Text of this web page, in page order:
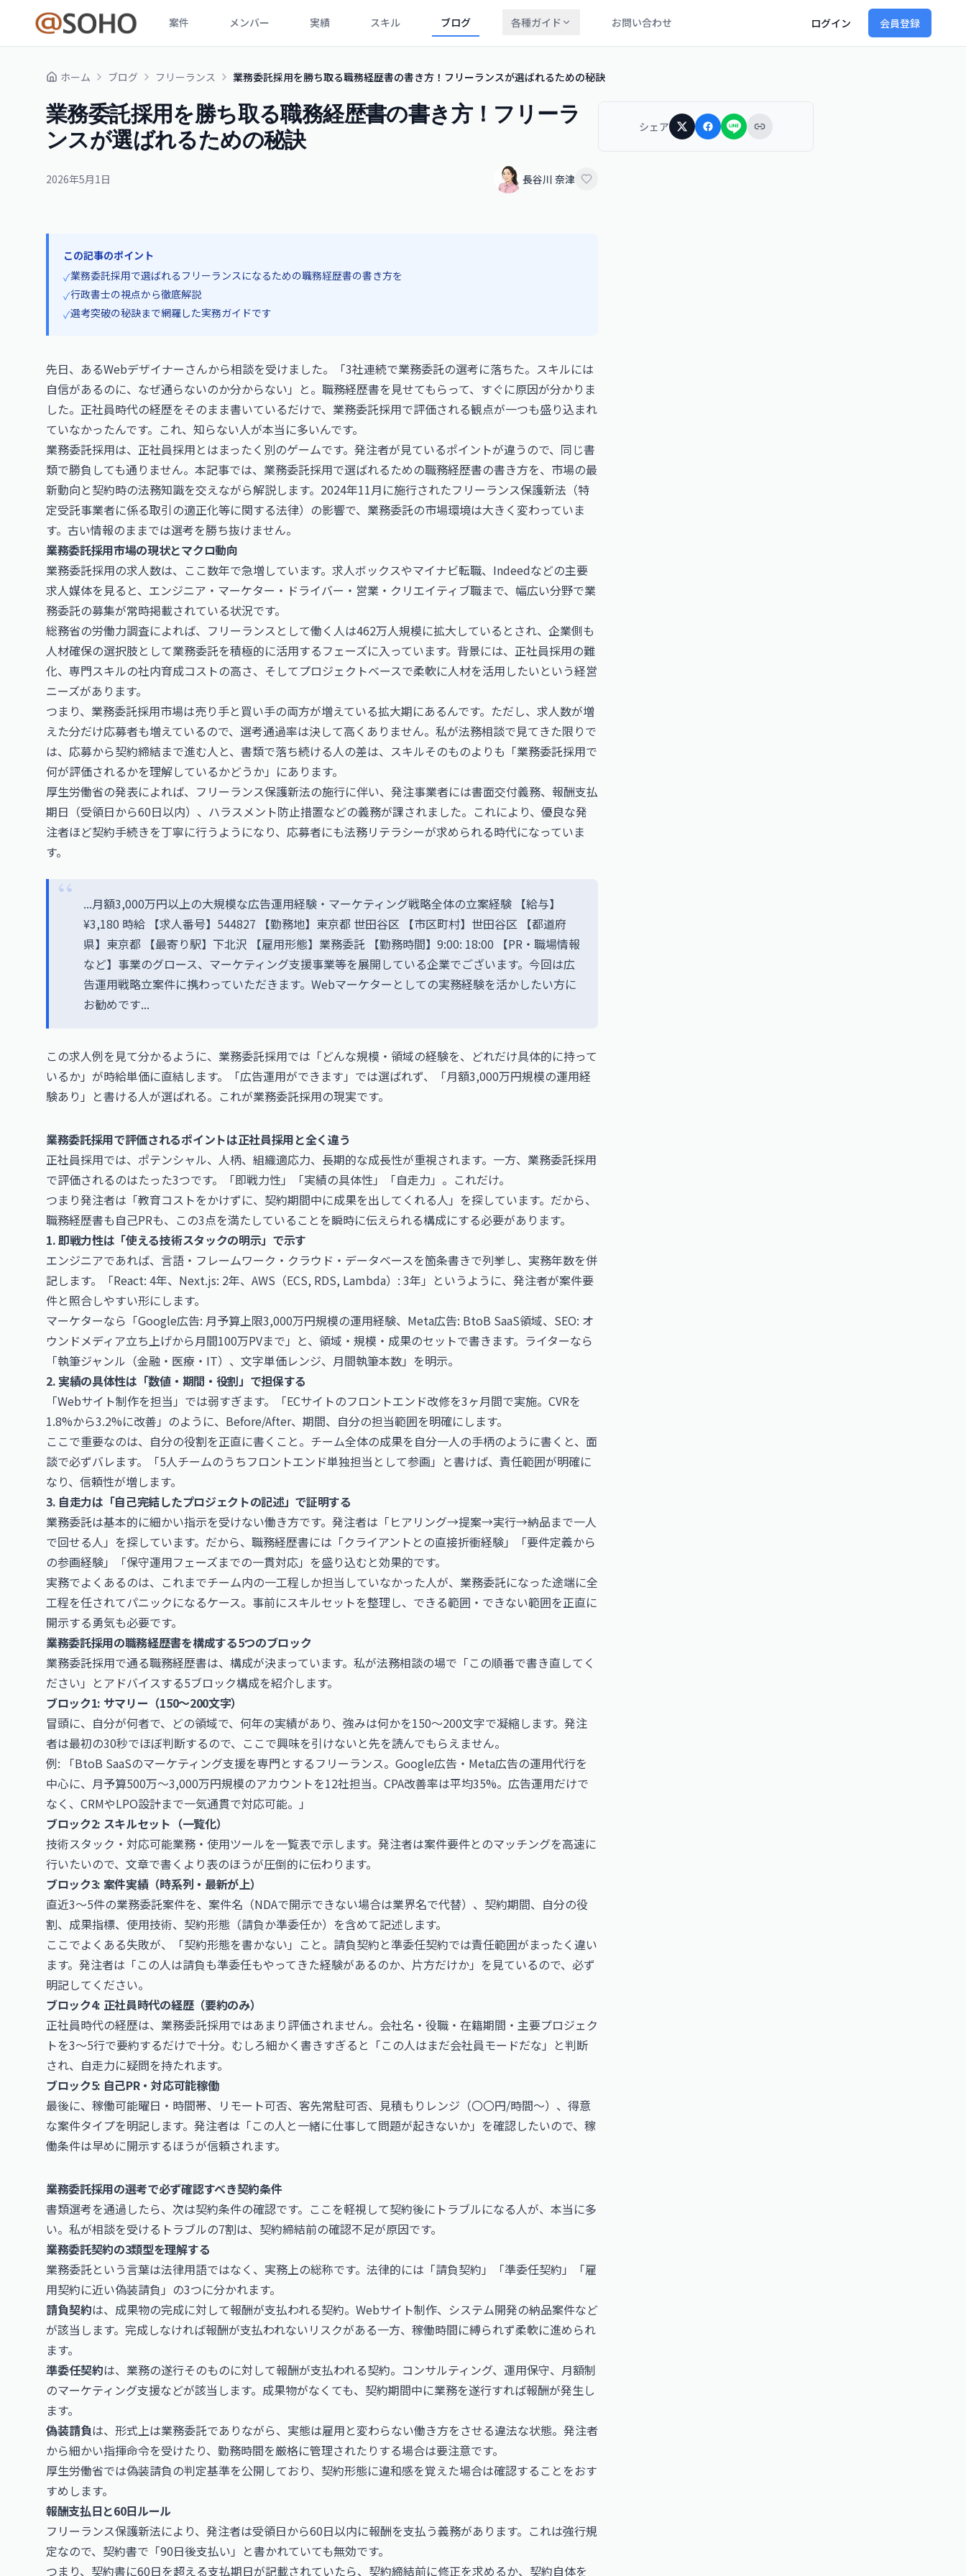
案件 メンバー 実績 スキル ブログ 各種ガイド お問い合わせ ログイン 会員登録
ホーム ブログ フリーランス 業務委託採用を勝ち取る職務経歴書の書き方！フリーランスが選ばれるための秘訣
業務委託採用を勝ち取る職務経歴書の書き方！フリーラ
ンスが選ばれるための秘訣
2026年5月1日 長谷川 奈津
この記事のポイント
✓業務委託採用で選ばれるフリーランスになるための職務経歴書の書き方を
✓行政書士の視点から徹底解説
✓選考突破の秘訣まで網羅した実務ガイドです
先日、あるWebデザイナーさんから相談を受けました。「3社連続で業務委託の選考に落ちた。スキルには
自信があるのに、なぜ通らないのか分からない」と。職務経歴書を見せてもらって、すぐに原因が分かりま
した。正社員時代の経歴をそのまま書いているだけで、業務委託採用で評価される観点が一つも盛り込まれ
ていなかったんです。これ、知らない人が本当に多いんです。
業務委託採用は、正社員採用とはまったく別のゲームです。発注者が見ているポイントが違うので、同じ書
類で勝負しても通りません。本記事では、業務委託採用で選ばれるための職務経歴書の書き方を、市場の最
新動向と契約時の法務知識を交えながら解説します。2024年11月に施行されたフリーランス保護新法（特
定受託事業者に係る取引の適正化等に関する法律）の影響で、業務委託の市場環境は大きく変わっていま
す。古い情報のままでは選考を勝ち抜けません。
業務委託採用市場の現状とマクロ動向
業務委託採用の求人数は、ここ数年で急増しています。求人ボックスやマイナビ転職、Indeedなどの主要
求人媒体を見ると、エンジニア・マーケター・ドライバー・営業・クリエイティブ職まで、幅広い分野で業
務委託の募集が常時掲載されている状況です。
総務省の労働力調査によれば、フリーランスとして働く人は462万人規模に拡大しているとされ、企業側も
人材確保の選択肢として業務委託を積極的に活用するフェーズに入っています。背景には、正社員採用の難
化、専門スキルの社内育成コストの高さ、そしてプロジェクトベースで柔軟に人材を活用したいという経営
ニーズがあります。
つまり、業務委託採用市場は売り手と買い手の両方が増えている拡大期にあるんです。ただし、求人数が増
えた分だけ応募者も増えているので、選考通過率は決して高くありません。私が法務相談で見てきた限りで
は、応募から契約締結まで進む人と、書類で落ち続ける人の差は、スキルそのものよりも「業務委託採用で
何が評価されるかを理解しているかどうか」にあります。
厚生労働省の発表によれば、フリーランス保護新法の施行に伴い、発注事業者には書面交付義務、報酬支払
期日（受領日から60日以内）、ハラスメント防止措置などの義務が課されました。これにより、優良な発
注者ほど契約手続きを丁寧に行うようになり、応募者にも法務リテラシーが求められる時代になっていま
す。
...月額3,000万円以上の大規模な広告運用経験・マーケティング戦略全体の立案経験 【給与】
¥3,180 時給 【求人番号】544827 【勤務地】東京都 世田谷区 【市区町村】世田谷区 【都道府
県】東京都 【最寄り駅】下北沢 【雇用形態】業務委託 【勤務時間】9:00: 18:00 【PR・職場情報
など】事業のグロース、マーケティング支援事業等を展開している企業でございます。今回は広
告運用戦略立案件に携わっていただきます。Webマーケターとしての実務経験を活かしたい方に
お勧めです...
この求人例を見て分かるように、業務委託採用では「どんな規模・領域の経験を、どれだけ具体的に持って
いるか」が時給単価に直結します。「広告運用ができます」では選ばれず、「月額3,000万円規模の運用経
験あり」と書ける人が選ばれる。これが業務委託採用の現実です。
業務委託採用で評価されるポイントは正社員採用と全く違う
正社員採用では、ポテンシャル、人柄、組織適応力、長期的な成長性が重視されます。一方、業務委託採用
で評価されるのはたった3つです。「即戦力性」「実績の具体性」「自走力」。これだけ。
つまり発注者は「教育コストをかけずに、契約期間中に成果を出してくれる人」を探しています。だから、
職務経歴書も自己PRも、この3点を満たしていることを瞬時に伝えられる構成にする必要があります。
1. 即戦力性は「使える技術スタックの明示」で示す
エンジニアであれば、言語・フレームワーク・クラウド・データベースを箇条書きで列挙し、実務年数を併
記します。「React: 4年、Next.js: 2年、AWS（ECS, RDS, Lambda）: 3年」というように、発注者が案件要
件と照合しやすい形にします。
マーケターなら「Google広告: 月予算上限3,000万円規模の運用経験、Meta広告: BtoB SaaS領域、SEO: オ
ウンドメディア立ち上げから月間100万PVまで」と、領域・規模・成果のセットで書きます。ライターなら
「執筆ジャンル（金融・医療・IT）、文字単価レンジ、月間執筆本数」を明示。
2. 実績の具体性は「数値・期間・役割」で担保する
「Webサイト制作を担当」では弱すぎます。「ECサイトのフロントエンド改修を3ヶ月間で実施。CVRを
1.8%から3.2%に改善」のように、Before/After、期間、自分の担当範囲を明確にします。
ここで重要なのは、自分の役割を正直に書くこと。チーム全体の成果を自分一人の手柄のように書くと、面
談で必ずバレます。「5人チームのうちフロントエンド単独担当として参画」と書けば、責任範囲が明確に
なり、信頼性が増します。
3. 自走力は「自己完結したプロジェクトの記述」で証明する
業務委託は基本的に細かい指示を受けない働き方です。発注者は「ヒアリング→提案→実行→納品まで一人
で回せる人」を探しています。だから、職務経歴書には「クライアントとの直接折衝経験」「要件定義から
の参画経験」「保守運用フェーズまでの一貫対応」を盛り込むと効果的です。
実務でよくあるのは、これまでチーム内の一工程しか担当していなかった人が、業務委託になった途端に全
工程を任されてパニックになるケース。事前にスキルセットを整理し、できる範囲・できない範囲を正直に
開示する勇気も必要です。
業務委託採用の職務経歴書を構成する5つのブロック
業務委託採用で通る職務経歴書は、構成が決まっています。私が法務相談の場で「この順番で書き直してく
ださい」とアドバイスする5ブロック構成を紹介します。
ブロック1: サマリー（150〜200文字）
冒頭に、自分が何者で、どの領域で、何年の実績があり、強みは何かを150〜200文字で凝縮します。発注
者は最初の30秒でほぼ判断するので、ここで興味を引けないと先を読んでもらえません。
例: 「BtoB SaaSのマーケティング支援を専門とするフリーランス。Google広告・Meta広告の運用代行を
中心に、月予算500万〜3,000万円規模のアカウントを12社担当。CPA改善率は平均35%。広告運用だけで
なく、CRMやLPO設計まで一気通貫で対応可能。」
ブロック2: スキルセット（一覧化）
技術スタック・対応可能業務・使用ツールを一覧表で示します。発注者は案件要件とのマッチングを高速に
行いたいので、文章で書くより表のほうが圧倒的に伝わります。
ブロック3: 案件実績（時系列・最新が上）
直近3〜5件の業務委託案件を、案件名（NDAで開示できない場合は業界名で代替）、契約期間、自分の役
割、成果指標、使用技術、契約形態（請負か準委任か）を含めて記述します。
ここでよくある失敗が、「契約形態を書かない」こと。請負契約と準委任契約では責任範囲がまったく違い
ます。発注者は「この人は請負も準委任もやってきた経験があるのか、片方だけか」を見ているので、必ず
明記してください。
ブロック4: 正社員時代の経歴（要約のみ）
正社員時代の経歴は、業務委託採用ではあまり評価されません。会社名・役職・在籍期間・主要プロジェク
トを3〜5行で要約するだけで十分。むしろ細かく書きすぎると「この人はまだ会社員モードだな」と判断
され、自走力に疑問を持たれます。
ブロック5: 自己PR・対応可能稼働
最後に、稼働可能曜日・時間帯、リモート可否、客先常駐可否、見積もりレンジ（〇〇円/時間〜）、得意
な案件タイプを明記します。発注者は「この人と一緒に仕事して問題が起きないか」を確認したいので、稼
働条件は早めに開示するほうが信頼されます。
業務委託採用の選考で必ず確認すべき契約条件
書類選考を通過したら、次は契約条件の確認です。ここを軽視して契約後にトラブルになる人が、本当に多
い。私が相談を受けるトラブルの7割は、契約締結前の確認不足が原因です。
業務委託契約の3類型を理解する
業務委託という言葉は法律用語ではなく、実務上の総称です。法律的には「請負契約」「準委任契約」「雇
用契約に近い偽装請負」の3つに分かれます。
請負契約は、成果物の完成に対して報酬が支払われる契約。Webサイト制作、システム開発の納品案件など
が該当します。完成しなければ報酬が支払われないリスクがある一方、稼働時間に縛られず柔軟に進められ
ます。
準委任契約は、業務の遂行そのものに対して報酬が支払われる契約。コンサルティング、運用保守、月額制
のマーケティング支援などが該当します。成果物がなくても、契約期間中に業務を遂行すれば報酬が発生し
ます。
偽装請負は、形式上は業務委託でありながら、実態は雇用と変わらない働き方をさせる違法な状態。発注者
から細かい指揮命令を受けたり、勤務時間を厳格に管理されたりする場合は要注意です。
厚生労働省では偽装請負の判定基準を公開しており、契約形態に違和感を覚えた場合は確認することをおす
すめします。
報酬支払日と60日ルール
フリーランス保護新法により、発注者は受領日から60日以内に報酬を支払う義務があります。これは強行規
定なので、契約書で「90日後支払い」と書かれていても無効です。
つまり、契約書に60日を超える支払期日が記載されていたら、契約締結前に修正を求めるか、契約自体を
シェア